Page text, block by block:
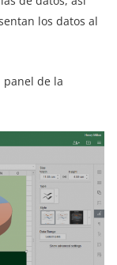
los datos al
panel de la